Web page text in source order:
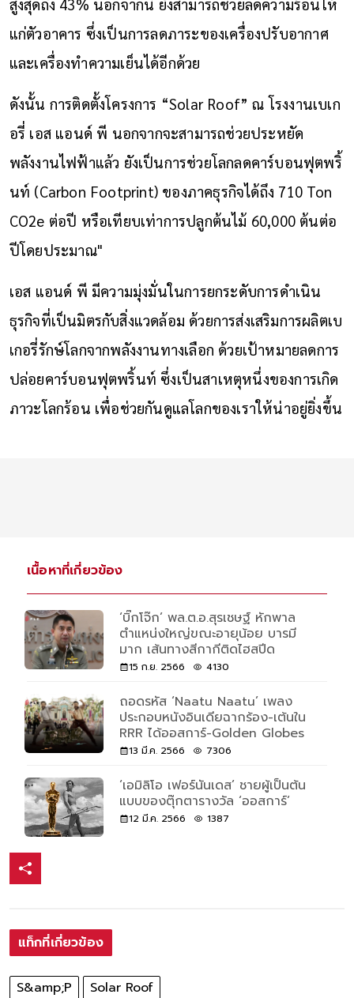
แก่ตัวอาคาร ซึ่งเป็นการลดภาระของเครื่องปรับอากาศ
และเครื่องทำความเย็นได้อีกด้วย
ดังนั้น การติดตั้งโครงการ “Solar Roof” ณ โรงงานเบเก
อรี่ เอส แอนด์ พี นอกจากจะสามารถช่วยประหยัด
พลังงานไฟฟ้าแล้ว ยังเป็นการช่วยโลกลดคาร์บอนฟุตพริ้
นท์ (Carbon Footprint) ของภาคธุรกิจได้ถึง 710 Ton
CO2e ต่อปี หรือเทียบเท่าการปลูกต้นไม้ 60,000 ต้นต่อ
ปีโดยประมาณ"
เอส แอนด์ พี มีความมุ่งมั่นในการยกระดับการดำเนิน
ธุรกิจที่เป็นมิตรกับสิ่งแวดล้อม ด้วยการส่งเสริมการผลิตเบ
เกอรี่รักษ์โลกจากพลังงานทางเลือก ด้วยเป้าหมายลดการ
ปล่อยคาร์บอนฟุตพริ้นท์ ซึ่งเป็นสาเหตุหนึ่งของการเกิด
ภาวะโลกร้อน เพื่อช่วยกันดูแลโลกของเราให้น่าอยู่ยิ่งขึ้น
เนื้อหาที่เกี่ยวข้อง
‘บิ๊กโจ๊ก’ พล.ต.อ.สุรเชษฐ์ หักพาล
ตำแหน่งใหญ่ขณะอายุน้อย บารมี
มาก เส้นทางสีกากีติดไฮสปีด
15 ก.ย. 2566 4130
ถอดรหัส ‘Naatu Naatu’ เพลง
ประกอบหนังอินเดียฉากร้อง-เต้นใน
RRR ได้ออสการ์-Golden Globes
13 มี.ค. 2566 7306
‘เอมิลิโอ เฟอร์นันเดส’ ชายผู้เป็นต้น
แบบของตุ๊กตารางวัล ‘ออสการ์’
12 มี.ค. 2566 1387
แท็กที่เกี่ยวข้อง
S&amp;P Solar Roof